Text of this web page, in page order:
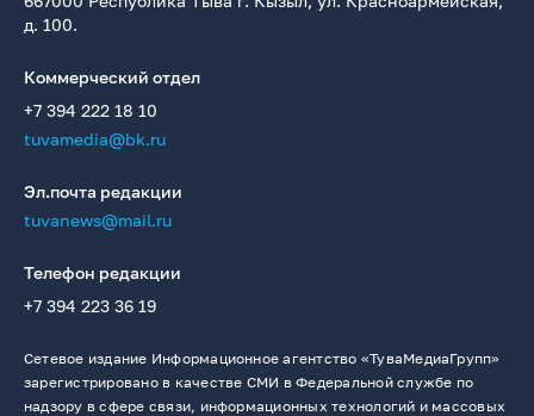
д. 100.
Коммерческий отдел
+7 394 222 18 10
tuvamedia@bk.ru
Эл.почта редакции
tuvanews@mail.ru
Телефон редакции
+7 394 223 36 19
Сетевое издание Информационное агентство «ТуваМедиаГрупп»
зарегистрировано в качестве СМИ в Федеральной службе по
надзору в сфере связи, информационных технологий и массовых